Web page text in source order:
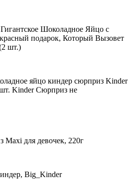
Шоколадное Яйцо с
подарок, Который Вызовет
шт.)
яйцо киндер сюрприз Kinder
Kinder Сюрприз не
для девочек, 220г
Big_Kinder